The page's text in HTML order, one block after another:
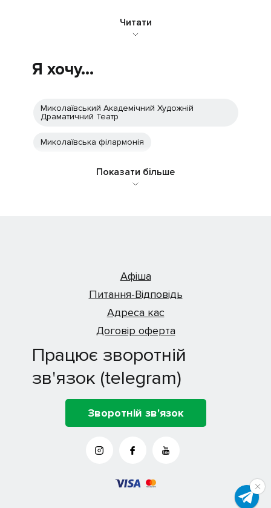
Читати
Я хочу...
Миколаївський Академічний Художній
Драматичний Театр
Миколаївська філармонія
Показати більше
Афіша
Питання-Відповідь
Адреса кас
Договір оферта
Працює зворотній
зв'язок (telegram)
Зворотній зв'язок